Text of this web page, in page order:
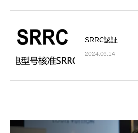
SRRC認証
2024.06.14